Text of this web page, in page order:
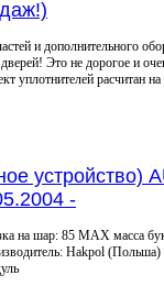
и дополнительного
Это не дорогое и
уплотнителей расчитан на
устройство)
-
на шар: 85 MAX масса
Hakpol